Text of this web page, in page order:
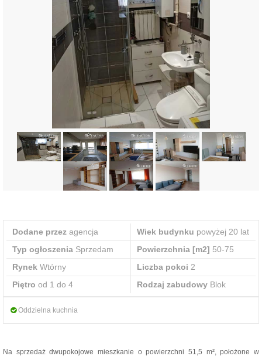
Dodane przez agencja Wiek budynku powyżej 20 lat
Typ ogłoszenia Sprzedam Powierzchnia [m2] 50-75
Rynek Wtórny Liczba pokoi 2
Piętro od 1 do 4 Rodzaj zabudowy Blok
Oddzielna kuchnia
Na sprzedaż dwupokojowe mieszkanie o powierzchni 51,5 m², położone w